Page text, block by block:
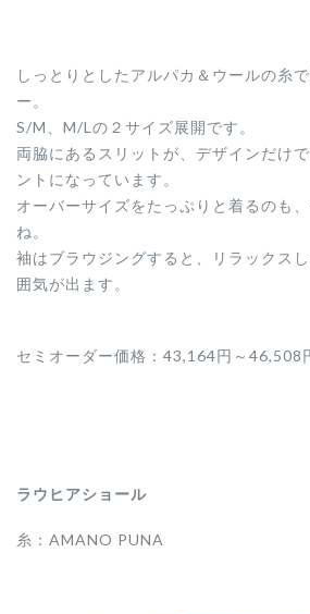
しっとりとしたアルパカ＆ウールの糸
ー。
S/M、M/Lの２サイズ展開です。
両脇にあるスリットが、デザインだけ
ントになっています。
オーバーサイズをたっぷりと着るのも
ね。
袖はブラウジングすると、リラックス
囲気が出ます。
セミオーダー価格：43,164円～46,508
ラウヒアショール
糸： AMANO PUNA